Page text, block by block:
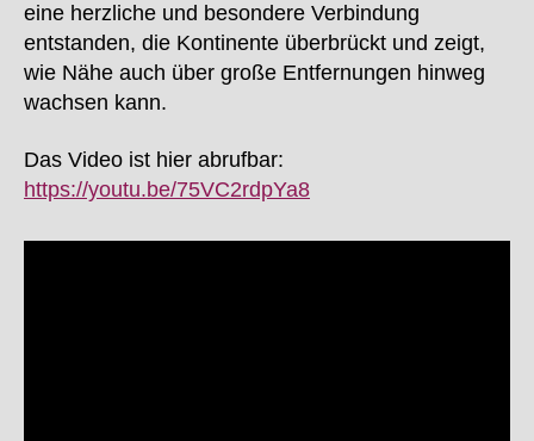
eine herzliche und besondere Verbindung
entstanden, die Kontinente überbrückt und zeigt,
wie Nähe auch über große Entfernungen hinweg
wachsen kann.
Das Video ist hier abrufbar:
https://youtu.be/75VC2rdpYa8